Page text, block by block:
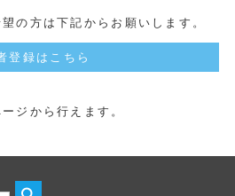
の方は下記からお願いします。
登録はこちら
ジから行えます。